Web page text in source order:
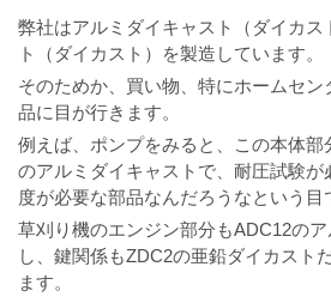
弊社はアルミダイキャスト（ダイカス
ト（ダイカスト）を製造しています。
そのためか、買い物、特にホームセン
品に目が行きます。
例えば、ポンプをみると、この本体
のアルミダイキャストで、耐圧試験が
度が必要な部品なんだろうなという目
草刈り機のエンジン部分もADC12の
し、鍵関係もZDC2の亜鉛ダイカスト
ます。